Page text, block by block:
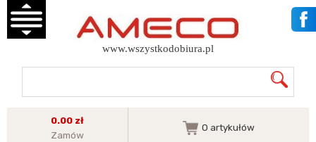
www.wszystkodobiura.pl
0.00 zł
Zamów
0 artykułów